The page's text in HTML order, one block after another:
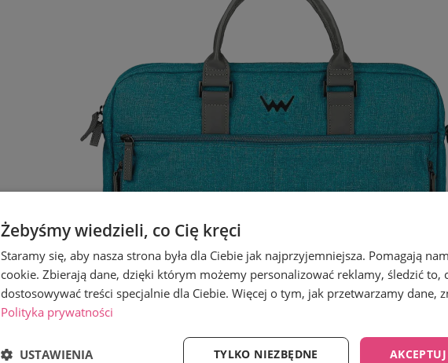
Żebyśmy wiedzieli, co Cię kręci
Staramy się, aby nasza strona była dla Ciebie jak najprzyjemniejsza. Pomagają
cookie. Zbierają dane, dzięki którym możemy personalizować reklamy, śledzić to,
dostosowywać treści specjalnie dla Ciebie. Więcej o tym, jak przetwarzamy dane,
Polityka prywatności
TYLKO NIEZBĘDNE
USTAWIENIA